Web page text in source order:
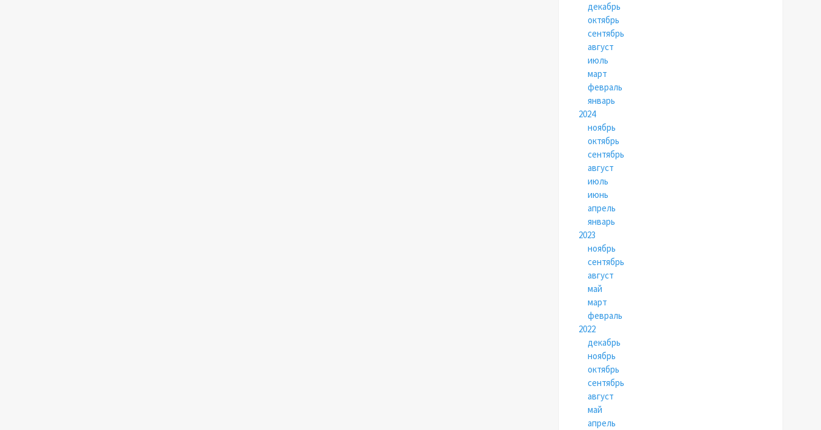
декабрь
октябрь
сентябрь
август
июль
март
февраль
январь
2024
ноябрь
октябрь
сентябрь
август
июль
июнь
апрель
январь
2023
ноябрь
сентябрь
август
май
март
февраль
2022
декабрь
ноябрь
октябрь
сентябрь
август
май
апрель